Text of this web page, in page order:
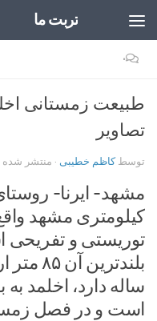
تربت ما
۰
طبیعت زمستانی
تصاویر
توسطکاظم خطیبی · منتشر شده
کیلومتری مشهد
توریستی و تفریحی
ساله دارد، اخلمد
است و در فصل